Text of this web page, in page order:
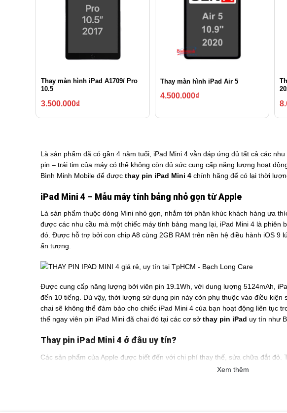
Thay màn hình iPad A1709/ Pro
10.5
3.500.000₫
Thay màn hình iPad Air 5
4.500.000₫
Là sản phẩm đã có gần 4 năm tuổi, iPad Mini 4 vẫn đáp ứng đủ tất cả các
pin – trái tim của máy có thể không còn đủ sức cung cấp năng lượng hoạt
Bình Minh Mobile để được thay pin iPad Mini 4chính hãng để có lại thời
iPad Mini 4 – Mẫu máy tính bảng nhỏ gọn từ Apple
Là sản phẩm thuộc dòng Mini nhỏ gọn, nhắm tới phân khúc khách hàng ưa
được các nhu cầu mà một chiếc máy tính bảng mang lại, iPad Mini 4 là phiên
đó. Được hỗ trợ bởi con chip A8 cùng 2GB RAM trên nền hệ điều hành iOS 9
ấn tượng.
Được cung cấp năng lượng bởi viên pin 19.1Wh, với dung lượng 5124mAh,
đến 10 tiếng. Dù vậy, thời lượng sử dụng pin này còn phụ thuộc vào điều
chai sẽ không thể đảm bảo cho chiếc iPad Mini 4 của bạn hoạt động liên tục
thế ngay viên pin iPad Mini đã chai đó tại các cơ sở thay pin iPad uy tín như
Thay pin iPad Mini 4 ở đâu uy tín?
Các sản phẩm của Apple được biết đến với chi phí thay thế, sửa chữa đắt đỏ.
pin cho iPad Mini 4 tại Bình Minh Mobile với chi phí dễ chịu hơn nhưng chất
Xem thêm